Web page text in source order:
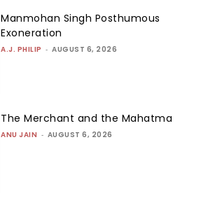
Manmohan Singh Posthumous
Exoneration
A.J. PHILIP - AUGUST 6, 2026
The Merchant and the Mahatma
ANU JAIN - AUGUST 6, 2026